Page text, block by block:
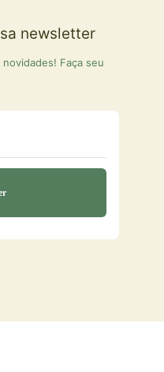
newsletter
Faça seu